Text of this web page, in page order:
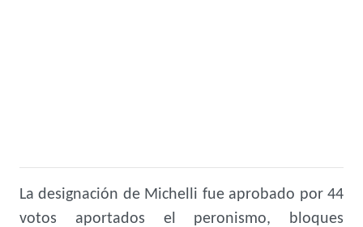
La designación de Michelli fue aprobado por 44
votos aportados el peronismo, bloques